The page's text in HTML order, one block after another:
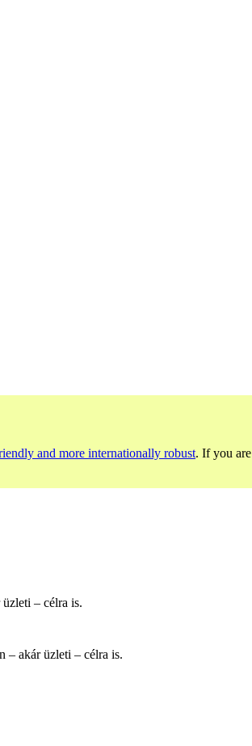
and more internationally robust. If you are
– célra is.
– akár üzleti – célra is.